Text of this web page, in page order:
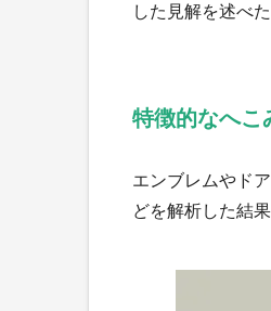
した見解を述べた
特徴的なへこ
エンブレムやド
どを解析した結